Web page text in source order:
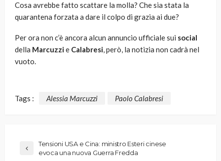
Cosa avrebbe fatto scattare la molla? Che sia stata la
quarantena forzata a dare il colpo di grazia ai due?
Per ora non c’è ancora alcun annuncio ufficiale sui social
della Marcuzzie Calabresi, però, la notizia non cadrà nel
vuoto.
Tags : Alessia Marcuzzi Paolo Calabresi
Tensioni USA e Cina: ministro Esteri cinese
evoca una nuova Guerra Fredda